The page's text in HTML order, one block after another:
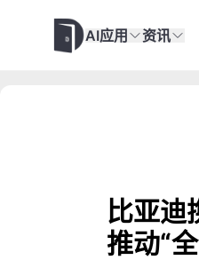
AI应用 资讯
比亚迪
推动“